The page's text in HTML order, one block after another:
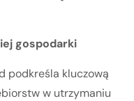
gospodarki
podkreśla kluczową
w utrzymaniu